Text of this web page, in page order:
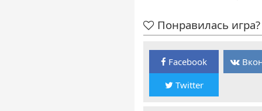
Понравилась
Facebook
Twitter